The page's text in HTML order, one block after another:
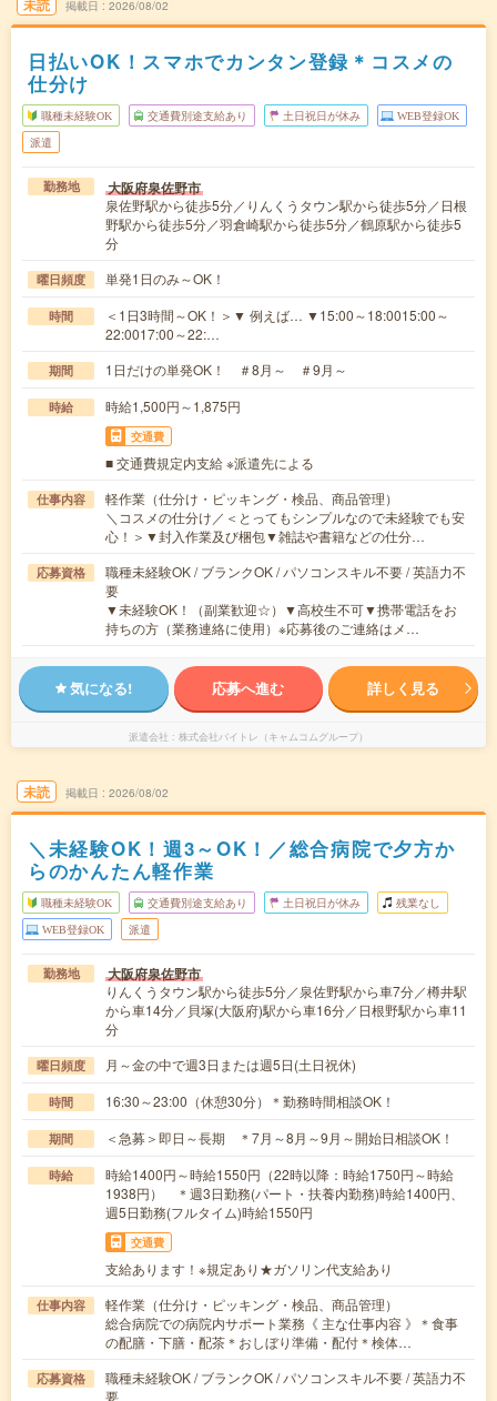
未読 掲載日 2026/08/02
日払いOK！スマホでカンタン登録＊コスメの
仕分け
職種未経験OK 交通費別途支給あり 土日祝日が休み WEB登録OK
派遣
勤務地 大阪府泉佐野市
泉佐野駅から徒歩5分／りんくうタウン駅から徒歩5分／日根
野駅から徒歩5分／羽倉崎駅から徒歩5分／鶴原駅から徒歩5
分
曜日頻度 単発1日のみ～OK！
時間
＜1日3時間～OK！＞▼ 例えば… ▼15:00～18:0015:00～
22:0017:00～22:…
期間 1日だけの単発OK！ ＃8月～ ＃9月～
時給 時給1,500円～1,875円
交通費
■ 交通費規定内支給 ※派遣先による
仕事内容
軽作業（仕分け・ピッキング・検品、商品管理）
＼コスメの仕分け／＜とってもシンプルなので未経験でも安
心！＞▼封入作業及び梱包▼雑誌や書籍などの仕分…
応募資格
職種未経験OK / ブランクOK / パソコンスキル不要 / 英語力不
要
▼未経験OK！（副業歓迎☆）▼高校生不可▼携帯電話をお
持ちの方（業務連絡に使用）※応募後のご連絡はメ…
気になる! 応募へ進む 詳しく見る
派遣会社 株式会社バイトレ（キャムコムグループ）
未読 掲載日 2026/08/02
＼未経験OK！週3～OK！／総合病院で夕方か
らのかんたん軽作業
職種未経験OK 交通費別途支給あり 土日祝日が休み 残業なし
WEB登録OK 派遣
勤務地 大阪府泉佐野市
りんくうタウン駅から徒歩5分／泉佐野駅から車7分／樽井駅
から車14分／貝塚(大阪府)駅から車16分／日根野駅から車11
分
曜日頻度 月～金の中で週3日または週5日(土日祝休)
時間 16:30～23:00（休憩30分）＊勤務時間相談OK！
期間 ＜急募＞即日～長期 ＊7月～8月～9月～開始日相談OK！
時給
時給1400円～時給1550円（22時以降：時給1750円～時給
1938円） ＊週3日勤務(パート・扶養内勤務)時給1400円、
週5日勤務(フルタイム)時給1550円
交通費
支給あります！※規定あり★ガソリン代支給あり
仕事内容
軽作業（仕分け・ピッキング・検品、商品管理）
総合病院での病院内サポート業務《 主な仕事内容 》＊食事
の配膳・下膳・配茶＊おしぼり準備・配付＊検体…
応募資格
職種未経験OK / ブランクOK / パソコンスキル不要 / 英語力不
要